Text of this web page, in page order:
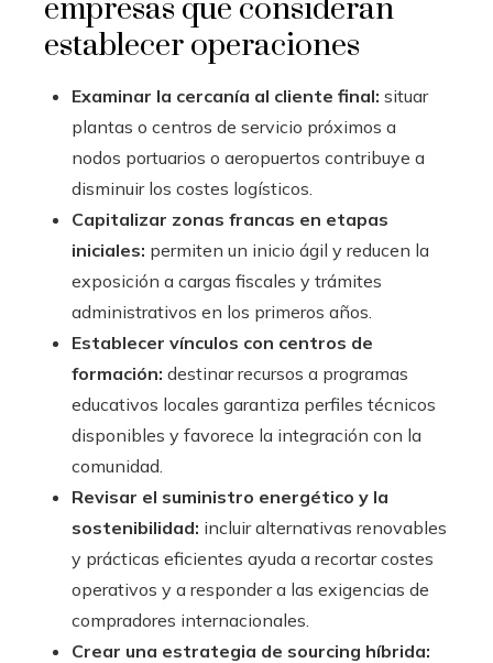
empresas que consideran
establecer operaciones
Examinar la cercanía al cliente final: situar
plantas o centros de servicio próximos a
nodos portuarios o aeropuertos contribuye a
disminuir los costes logísticos.
Capitalizar zonas francas en etapas
iniciales: permiten un inicio ágil y reducen la
exposición a cargas fiscales y trámites
administrativos en los primeros años.
Establecer vínculos con centros de
formación: destinar recursos a programas
educativos locales garantiza perfiles técnicos
disponibles y favorece la integración con la
comunidad.
Revisar el suministro energético y la
sostenibilidad: incluir alternativas renovables
y prácticas eficientes ayuda a recortar costes
operativos y a responder a las exigencias de
compradores internacionales.
Crear una estrategia de sourcing híbrida: